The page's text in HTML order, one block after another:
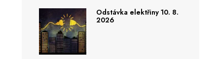
Odstávka elektřiny 10. 8.
2026